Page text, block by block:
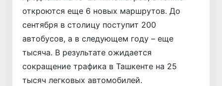
откроются еще 6 новых маршрутов. До
сентября в столицу поступит 200
автобусов, а в следующем году – еще
тысяча. В результате ожидается
сокращение трафика в Ташкенте на 25
тысяч легковых автомобилей.